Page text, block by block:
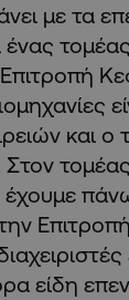
με τα
ένας
και ο
Στον
έχουμε
Επιτροπή
είδη